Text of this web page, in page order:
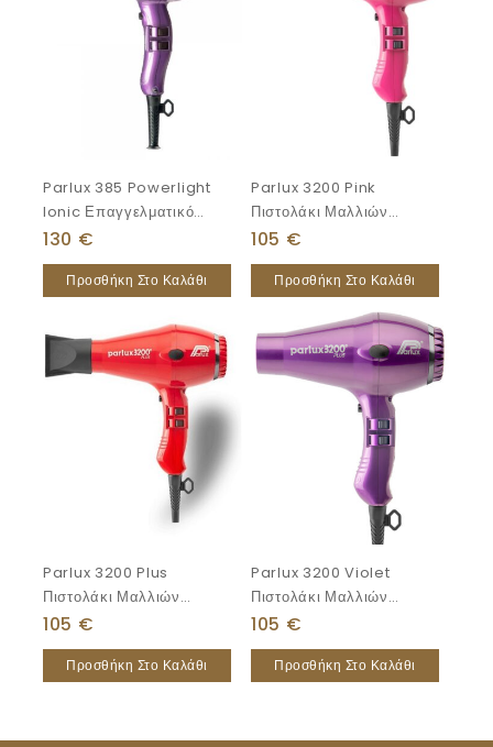
Parlux 385 Powerlight
Ionic Επαγγελματικό
Πιστολάκι Μαλλιών
2150W
130 €
Προσθήκη Στο Καλάθι
Parlux 3200 Pink
Πιστολάκι Μαλλιών
1900W
105 €
Προσθήκη Στο Καλάθι
Parlux 3200 Plus
Πιστολάκι Μαλλιών
1900W
105 €
Προσθήκη Στο Καλάθι
Parlux 3200 Violet
Πιστολάκι Μαλλιών
1900W
105 €
Προσθήκη Στο Καλάθι